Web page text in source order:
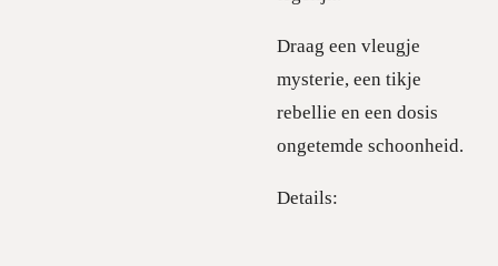
Draag een vleugje
mysterie, een tikje
rebellie en een dosis
ongetemde schoonheid.
Details: